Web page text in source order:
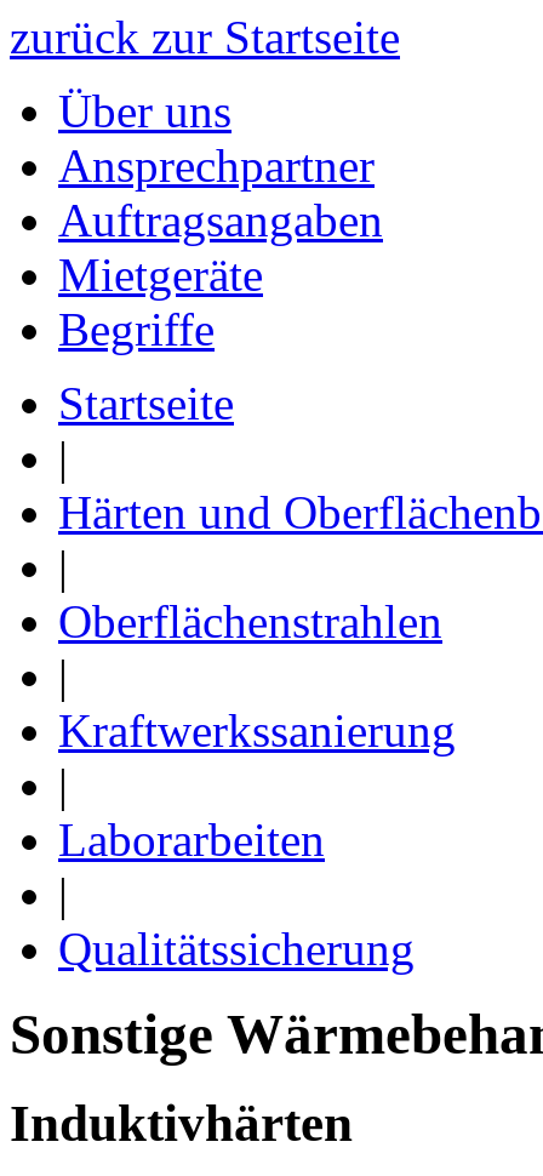
zurück zur Startseite
Über uns
Ansprechpartner
Auftragsangaben
Mietgeräte
Begriffe
Startseite
|
Härten und
|
Oberflächenstrahlen
|
Kraftwerkssanierung
|
Laborarbeiten
|
Qualitätssicherung
Sonstige
Induktivhärten